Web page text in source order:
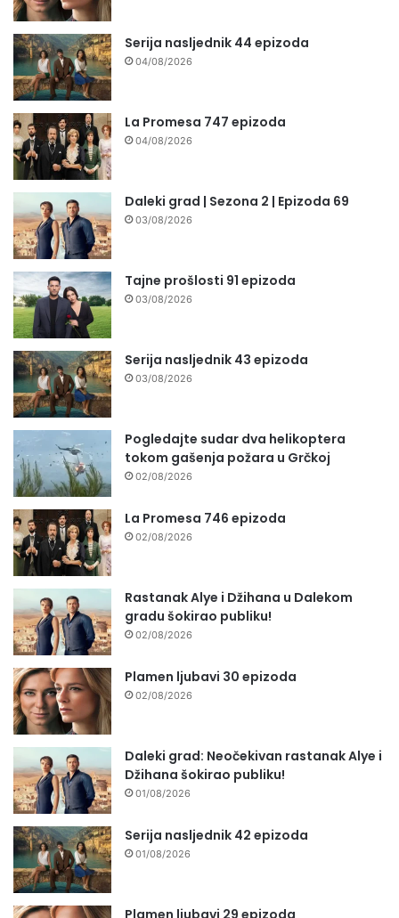
Serija nasljednik 44 epizoda
04/08/2026
La Promesa 747 epizoda
04/08/2026
Daleki grad | Sezona 2 | Epizoda 69
03/08/2026
Tajne prošlosti 91 epizoda
03/08/2026
Serija nasljednik 43 epizoda
03/08/2026
Pogledajte sudar dva helikoptera
tokom gašenja požara u Grčkoj
02/08/2026
La Promesa 746 epizoda
02/08/2026
Rastanak Alye i Džihana u Dalekom
gradu šokirao publiku!
02/08/2026
Plamen ljubavi 30 epizoda
02/08/2026
Daleki grad: Neočekivan rastanak Alye i
Džihana šokirao publiku!
01/08/2026
Serija nasljednik 42 epizoda
01/08/2026
Plamen ljubavi 29 epizoda